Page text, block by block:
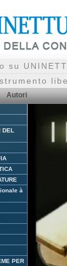
su
Autori
à
PER